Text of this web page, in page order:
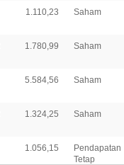
1.110,23 Saham
1.780,99 Saham
5.584,56 Saham
1.324,25 Saham
1.056,15
Pendapatan
Tetap